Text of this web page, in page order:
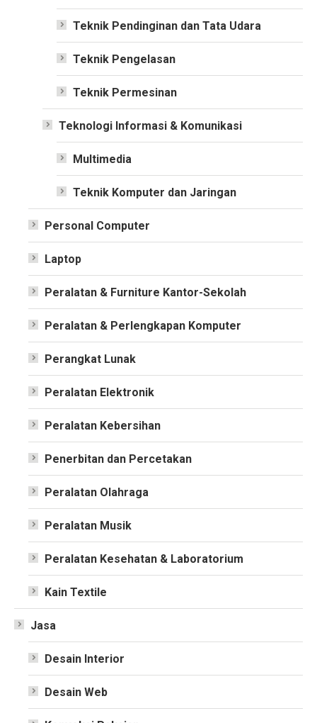
Teknik Pendinginan dan Tata Udara
Teknik Pengelasan
Teknik Permesinan
Teknologi Informasi & Komunikasi
Multimedia
Teknik Komputer dan Jaringan
Personal Computer
Laptop
Peralatan & Furniture Kantor-Sekolah
Peralatan & Perlengkapan Komputer
Perangkat Lunak
Peralatan Elektronik
Peralatan Kebersihan
Penerbitan dan Percetakan
Peralatan Olahraga
Peralatan Musik
Peralatan Kesehatan & Laboratorium
Kain Textile
Jasa
Desain Interior
Desain Web